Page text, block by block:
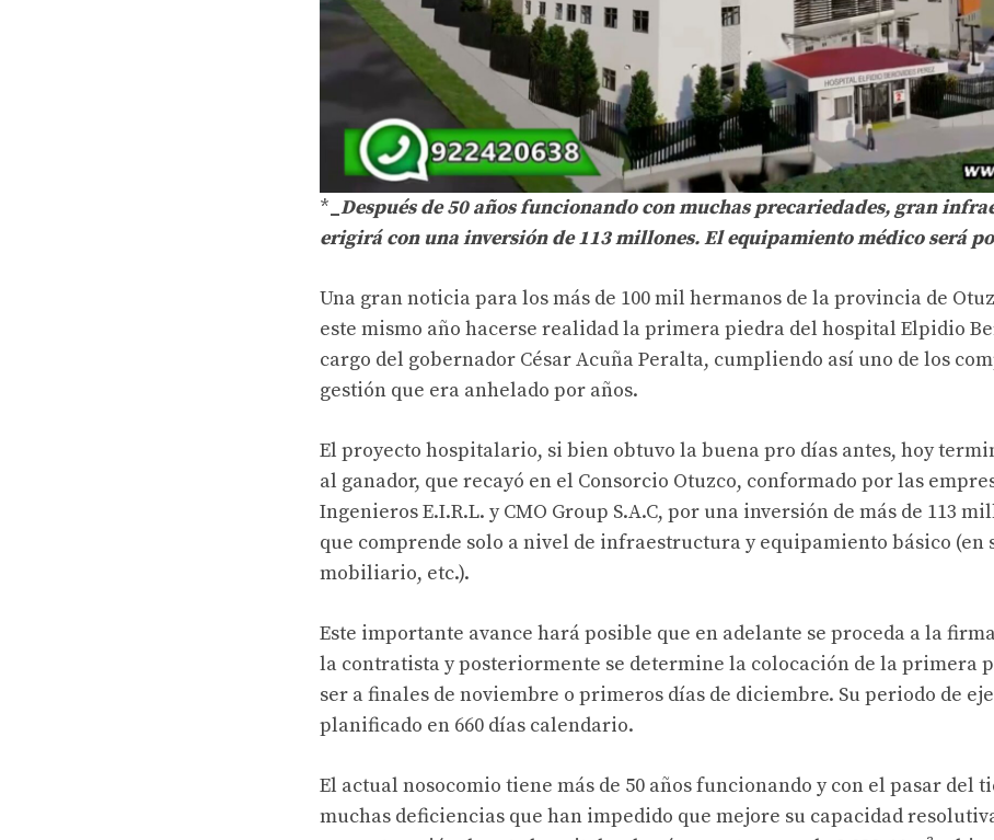
*_Después de 50 años funcionando con muchas precariedades, gran
erigirá con una inversión de 113 millones. El equipamiento médico será
Una gran noticia para los más de 100 mil hermanos de la provincia de
este mismo año hacerse realidad la primera piedra del hospital Elpidio
cargo del gobernador César Acuña Peralta, cumpliendo así uno de los
gestión que era anhelado por años.
El proyecto hospitalario, si bien obtuvo la buena pro días antes, hoy
al ganador, que recayó en el Consorcio Otuzco, conformado por las
Ingenieros E.I.R.L. y CMO Group S.A.C, por una inversión de más de 113
que comprende solo a nivel de infraestructura y equipamiento básico (en
mobiliario, etc.).
Este importante avance hará posible que en adelante se proceda a la
la contratista y posteriormente se determine la colocación de la primera
ser a finales de noviembre o primeros días de diciembre. Su periodo de
planificado en 660 días calendario.
El actual nosocomio tiene más de 50 años funcionando y con el pasar del
muchas deficiencias que han impedido que mejore su capacidad